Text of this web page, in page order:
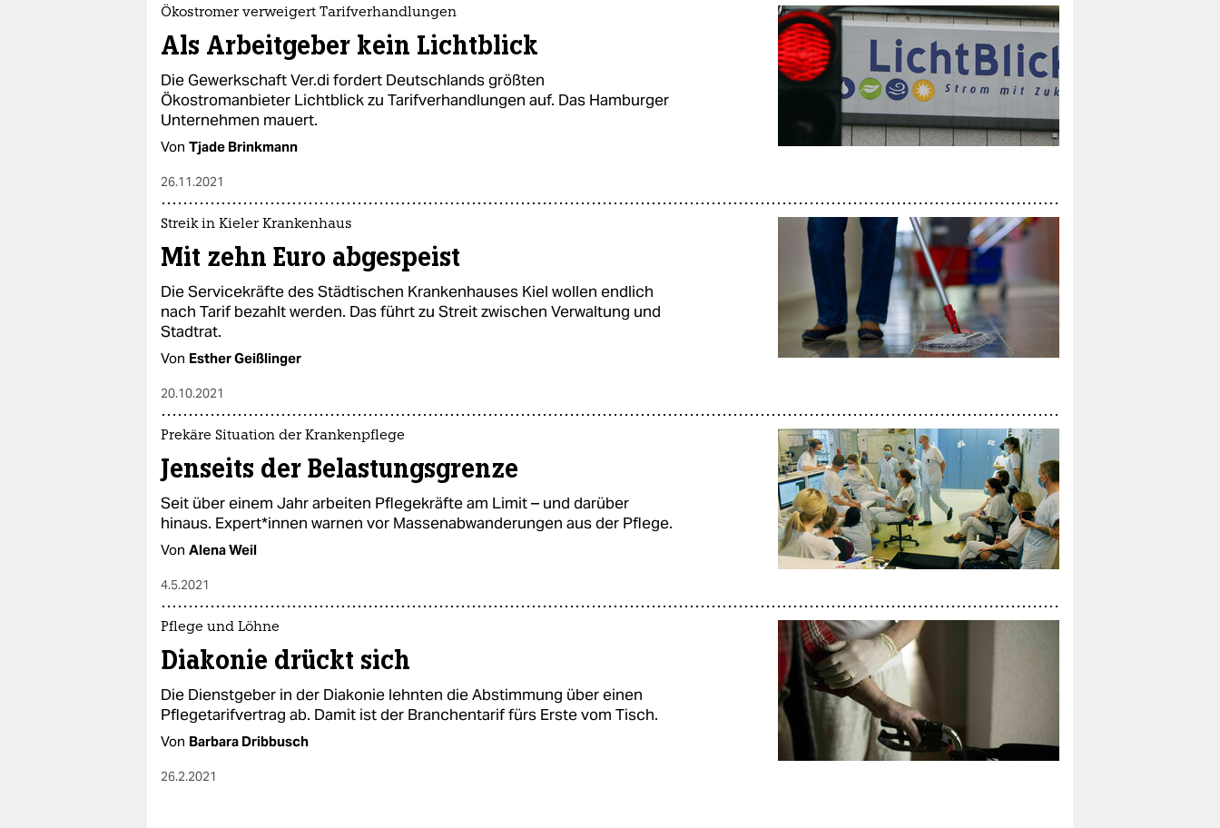
epaper login
Ökostromer verweigert Tarifverhandlungen
Als Arbeitgeber kein Lichtblick
Die Gewerkschaft Ver.di fordert Deutschlands größten
Ökostromanbieter Lichtblick zu Tarifverhandlungen auf. Das Hamburger
Unternehmen mauert.
Von Tjade Brinkmann
26.11.2021
Streik in Kieler Krankenhaus
Mit zehn Euro abgespeist
Die Servicekräfte des Städtischen Krankenhauses Kiel wollen endlich
nach Tarif bezahlt werden. Das führt zu Streit zwischen Verwaltung und
Stadtrat.
Von Esther Geißlinger
20.10.2021
Prekäre Situation der Krankenpflege
Jenseits der Belastungsgrenze
Seit über einem Jahr arbeiten Pflegekräfte am Limit – und darüber
hinaus. Ex­per­t*in­nen warnen vor Massenabwanderungen aus der Pflege.
Von Alena Weil
4.5.2021
Pflege und Löhne
Diakonie drückt sich
Die Dienstgeber in der Diakonie lehnten die Abstimmung über einen
Pflegetarifvertrag ab. Damit ist der Branchentarif fürs Erste vom Tisch.
Von Barbara Dribbusch
26.2.2021